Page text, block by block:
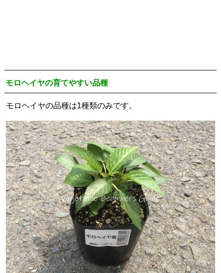
モロヘイヤの育てやすい品種
モロヘイヤの品種は1種類のみです。